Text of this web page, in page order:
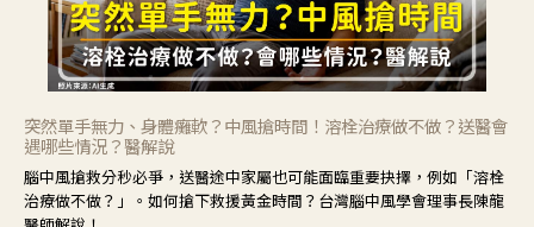
突然單手無力、身體癱軟？中風搶時間！溶栓治療做不做？送醫會
遇哪些情況？醫解說
腦中風搶救分秒必爭，送醫途中家屬也可能面臨重要抉擇，例如「溶栓
治療做不做？」。如何搶下救援黃金時間？台灣腦中風學會理事長陳龍